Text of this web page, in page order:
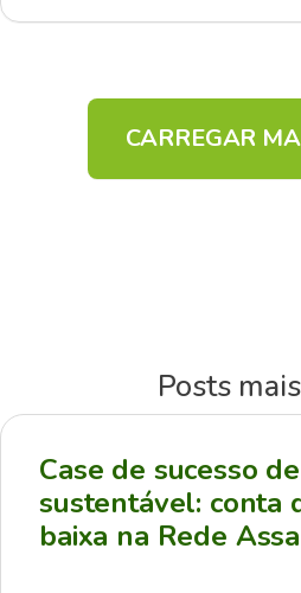
CARREGAR
Posts
Case de sucesso
sustentável: conta
baixa na Rede